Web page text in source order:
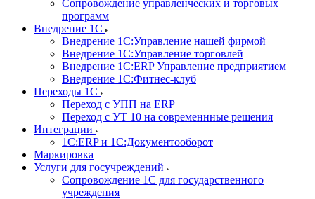
Сопровождение управленческих и торговых
программ
Внедрение 1С
Внедрение 1С:Управление нашей фирмой
Внедрение 1С:Управление торговлей
Внедрение 1С:ERP Управление предприятием
Внедрение 1С:Фитнес-клуб
Переходы 1С
Переход с УПП на ERP
Переход с УТ 10 на современнные решения
Интеграции
1С:ERP и 1С:Документооборот
Маркировка
Услуги для госучреждений
Сопровождение 1С для государственного
учреждения